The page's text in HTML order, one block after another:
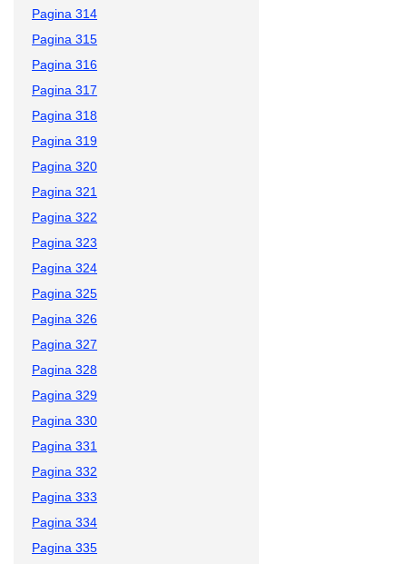
Pagina 314
Pagina 315
Pagina 316
Pagina 317
Pagina 318
Pagina 319
Pagina 320
Pagina 321
Pagina 322
Pagina 323
Pagina 324
Pagina 325
Pagina 326
Pagina 327
Pagina 328
Pagina 329
Pagina 330
Pagina 331
Pagina 332
Pagina 333
Pagina 334
Pagina 335